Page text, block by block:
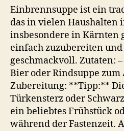
Einbrennsuppe ist ein
das in vielen Haushalten
insbesondere in Kärnten
einfach zuzubereiten
geschmackvoll. Zutaten:
Bier oder Rindsuppe
Zubereitung: **Tipp:**
Türkensterz oder
ein beliebtes Frühstück
während der Fastenzeit.